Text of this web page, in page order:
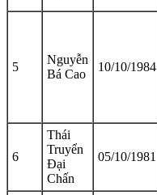
5
Nguyễn
Bá Cao
10/10/1984
6
Thái
Truyển
Đại
Chấn
05/10/1981